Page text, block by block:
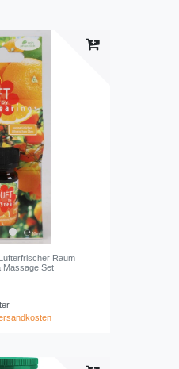
Raum
Massage Set